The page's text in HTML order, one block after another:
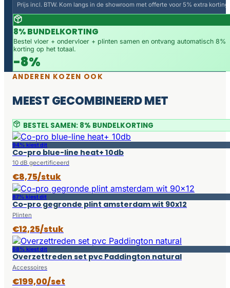
Prijs incl. BTW. Kom langs in de showroom met offerte voor 5% extra korting.
8% BUNDELKORTING
Bestel vloer + ondervloer + plinten samen en ontvang automatisch 8%
korting op het totaal.
-8%
ANDEREN KOZEN OOK
MEEST GECOMBINEERD MET
BESTEL SAMEN: 8% BUNDELKORTING
94% kiest dit
Co-pro blue-line heat+ 10db
10 dB gecertificeerd
€8,75/stuk
87% kiest dit
Co-pro gegronde plint amsterdam wit 90x12
Plinten
€12,25/stuk
68% kiest dit
Overzettreden set pvc Paddington natural
Accessoires
€199,00/set